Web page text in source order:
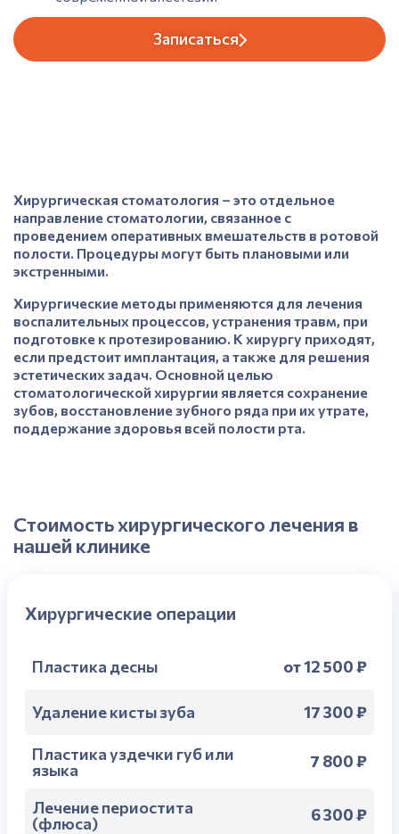
Записаться
Хирургическая стоматология – это отдельное
направление стоматологии, связанное с
проведением оперативных вмешательств в ротовой
полости. Процедуры могут быть плановыми или
экстренными.
Хирургические методы применяются для лечения
воспалительных процессов, устранения травм, при
подготовке к протезированию. К хирургу приходят,
если предстоит имплантация, а также для решения
эстетических задач. Основной целью
стоматологической хирургии является сохранение
зубов, восстановление зубного ряда при их утрате,
поддержание здоровья всей полости рта.
Стоимость хирургического лечения в
нашей клинике
Хирургические операции
Пластика десны от 12 500 ₽
Удаление кисты зуба 17 300 ₽
Пластика уздечки губ или
языка
7 800 ₽
Лечение периостита
(флюса)
6 300 ₽